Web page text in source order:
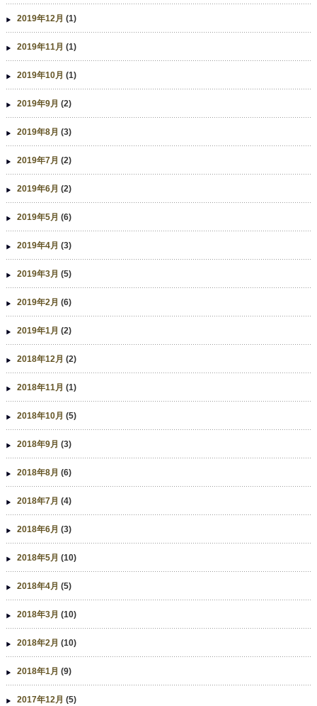
2019年12月 (1)
2019年11月 (1)
2019年10月 (1)
2019年9月 (2)
2019年8月 (3)
2019年7月 (2)
2019年6月 (2)
2019年5月 (6)
2019年4月 (3)
2019年3月 (5)
2019年2月 (6)
2019年1月 (2)
2018年12月 (2)
2018年11月 (1)
2018年10月 (5)
2018年9月 (3)
2018年8月 (6)
2018年7月 (4)
2018年6月 (3)
2018年5月 (10)
2018年4月 (5)
2018年3月 (10)
2018年2月 (10)
2018年1月 (9)
2017年12月 (5)